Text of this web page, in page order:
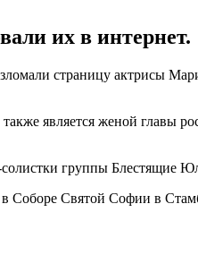
их в интернет.
страницу актрисы
является женой главы
группы Блестящие
Соборе Святой Софии в